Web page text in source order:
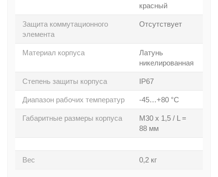
красный
Защита коммутационного
элемента
Отсутствует
Материал корпуса
Латунь
никелированная
Степень защиты корпуса IP67
Диапазон рабочих температур -45…+80 °C
Габаритные размеры корпуса
M30 x 1,5 / L =
88 мм
Вес 0,2 кг